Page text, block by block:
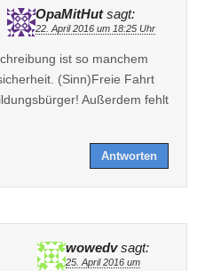
OpaMitHut sagt:
22. April 2016 um 18:25 Uhr
ist so manchem
(Sinn)Freie Fahrt
Außerdem fehlt
Antworten
wowedv sagt:
25. April 2016 um